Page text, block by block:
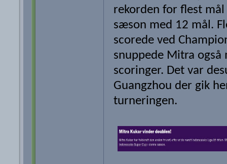
rekorden for flest mål
sæson med 12 mål.
scorede ved
snuppede Mitra også
scoringer. Det var
Guangzhou der gik
turneringen.